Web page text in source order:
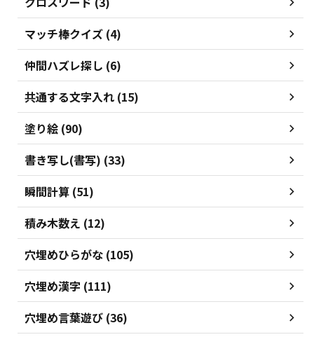
マッチ棒クイズ (4)
仲間ハズレ探し (6)
共通する文字入れ (15)
塗り絵 (90)
書き写し(書写) (33)
瞬間計算 (51)
積み木数え (12)
穴埋めひらがな (105)
穴埋め漢字 (111)
穴埋め言葉遊び (36)